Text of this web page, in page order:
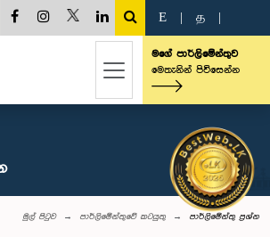
E த
මගේ පාර්ලිමේන්තුව
මෙතැනින් පිවිසෙන්න
මුල් පිටුව පාර්ලිමේන්තුවේ කටයුතු පාර්ලි‌මේන්තු‌ ප්‍රශ්න